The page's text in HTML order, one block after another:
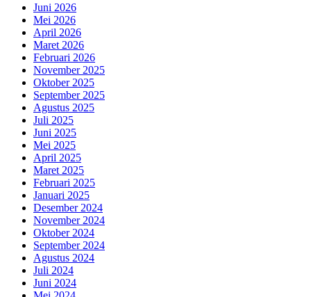
Juni 2026
Mei 2026
April 2026
Maret 2026
Februari 2026
November 2025
Oktober 2025
September 2025
Agustus 2025
Juli 2025
Juni 2025
Mei 2025
April 2025
Maret 2025
Februari 2025
Januari 2025
Desember 2024
November 2024
Oktober 2024
September 2024
Agustus 2024
Juli 2024
Juni 2024